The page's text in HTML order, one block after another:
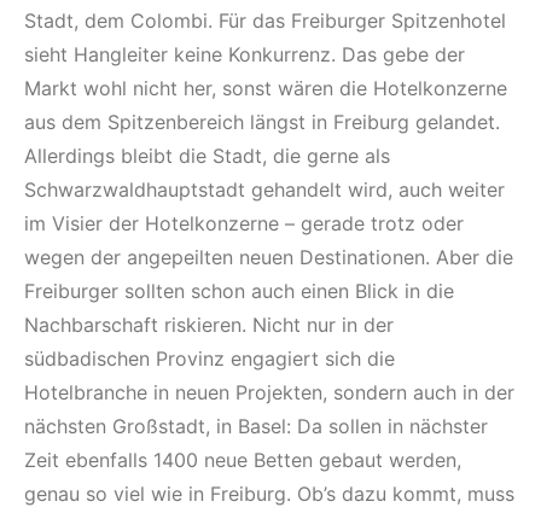
Stadt, dem Colombi. Für das Freiburger Spitzenhotel
sieht Hangleiter keine Konkurrenz. Das gebe der
Markt wohl nicht her, sonst wären die Hotelkonzerne
aus dem Spitzenbereich längst in Freiburg gelandet.
Allerdings bleibt die Stadt, die gerne als
Schwarzwaldhauptstadt gehandelt wird, auch weiter
im Visier der Hotelkonzerne – gerade trotz oder
wegen der angepeilten neuen Destinationen. Aber die
Freiburger sollten schon auch einen Blick in die
Nachbarschaft riskieren. Nicht nur in der
südbadischen Provinz engagiert sich die
Hotelbranche in neuen Projekten, sondern auch in der
nächsten Großstadt, in Basel: Da sollen in nächster
Zeit ebenfalls 1400 neue Betten gebaut werden,
genau so viel wie in Freiburg. Ob’s dazu kommt, muss